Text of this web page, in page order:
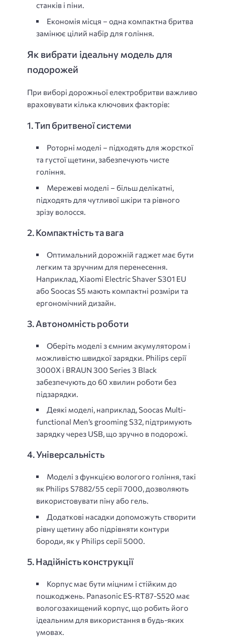
станків і піни.
Економія місця – одна компактна бритва
замінює цілий набір для гоління.
Як вибрати ідеальну модель для
подорожей
При виборі дорожньої електробритви важливо
враховувати кілька ключових факторів:
1. Тип бритвеної системи
Роторні моделі – підходять для жорсткої
та густої щетини, забезпечують чисте
гоління.
Мережеві моделі – більш делікатні,
підходять для чутливої шкіри та рівного
зрізу волосся.
2. Компактність та вага
Оптимальний дорожній гаджет має бути
легким та зручним для перенесення.
Наприклад, Xiaomi Electric Shaver S301 EU
або Soocas S5 мають компактні розміри та
ергономічний дизайн.
3. Автономність роботи
Оберіть моделі з ємним акумулятором і
можливістю швидкої зарядки. Philips серії
3000X і BRAUN 300 Series 3 Black
забезпечують до 60 хвилин роботи без
підзарядки.
Деякі моделі, наприклад, Soocas Multi-
functional Men’s grooming S32, підтримують
зарядку через USB, що зручно в подорожі.
4. Універсальність
Моделі з функцією вологого гоління, такі
як Philips S7882/55 серії 7000, дозволяють
використовувати піну або гель.
Додаткові насадки допоможуть створити
рівну щетину або підрівняти контури
бороди, як у Philips серії 5000.
5. Надійність конструкції
Корпус має бути міцним і стійким до
пошкоджень. Panasonic ES-RT87-S520 має
вологозахищений корпус, що робить його
ідеальним для використання в будь-яких
умовах.